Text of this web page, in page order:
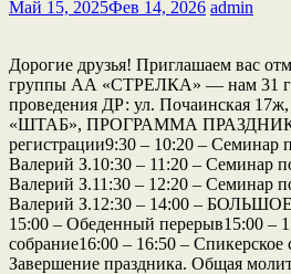
Май 15, 2025Фев 14, 2026 admin
Дорогие друзья! Приглашаем вас
группы АА «СТРЕЛКА» — нам 31
проведения ДР: ул. Почаинская
«ШТАБ», ПРОГРАММА
регистрации9:30 – 10:20 –
Валерий З.10:30 – 11:20 – Семинар
Валерий З.11:30 – 12:20 – Семинар
Валерий З.12:30 – 14:00 –
15:00 – Обеденный перерыв15:00 –
собрание16:00 – 16:50 – Спикерское
Завершение праздника. Общая